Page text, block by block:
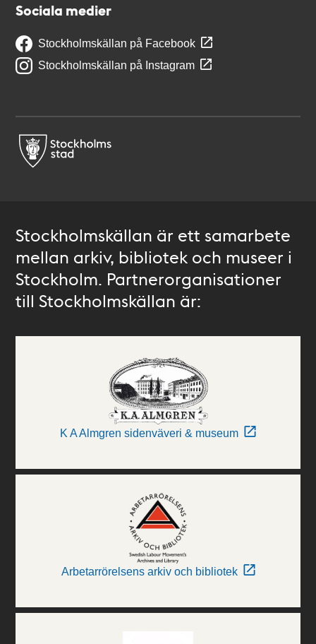
Sociala medier
Stockholmskällan på Facebook
Stockholmskällan på Instagram
Stockholmskällan är ett samarbete
mellan arkiv, bibliotek och museer i
Stockholm. Partnerorganisationer
till Stockholmskällan är:
K A Almgren sidenväveri & museum
Arbetarrörelsens arkiv och bibliotek